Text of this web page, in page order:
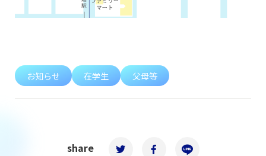
お知らせ 在学生 父母等
share